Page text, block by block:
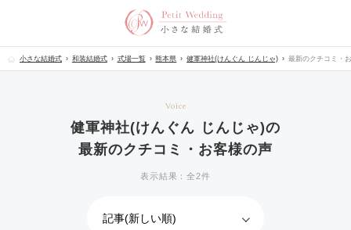
小さな結婚式 和装結婚式 式場一覧 熊本県 健軍神社(けんぐん じんじゃ) 最新のクチコミ・
Voice
健軍神社(けんぐん じんじゃ)の
最新のクチコミ・お客様の声
表示結果：全2件